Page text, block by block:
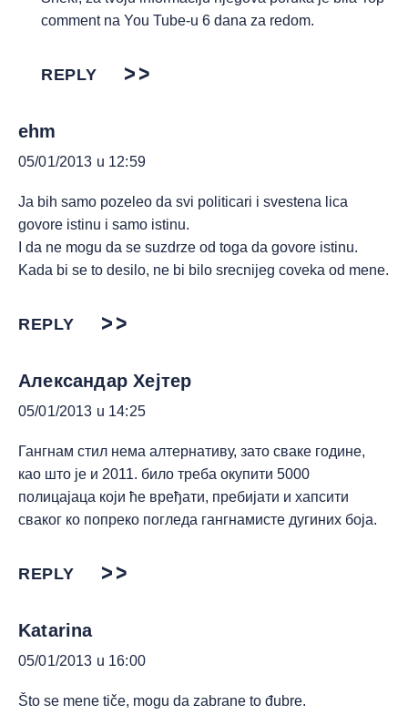
comment na You Tube-u 6 dana za redom.
REPLY
ehm
05/01/2013 u 12:59
Ja bih samo pozeleo da svi politicari i svestena lica
govore istinu i samo istinu.
I da ne mogu da se suzdrze od toga da govore istinu.
Kada bi se to desilo, ne bi bilo srecnijeg coveka od mene.
REPLY
Александар Хејтер
05/01/2013 u 14:25
Гангнам стил нема алтернативу, зато сваке године,
као што је и 2011. било треба окупити 5000
полицајаца који ће вређати, пребијати и хапсити
сваког ко попреко погледа гангнамисте дугиних боја.
REPLY
Katarina
05/01/2013 u 16:00
Što se mene tiče, mogu da zabrane to đubre.